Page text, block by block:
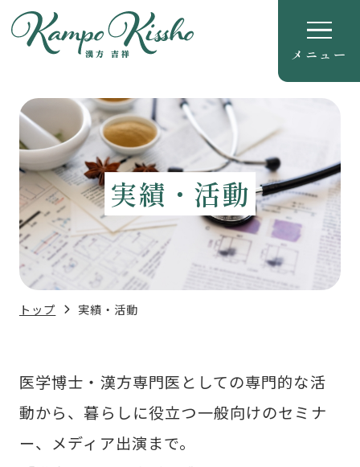
メニュー
実績・活動
トップ 実績・活動
医学博士・漢方専門医としての専門的な活
動から、暮らしに役立つ一般向けのセミナ
ー、メディア出演まで。